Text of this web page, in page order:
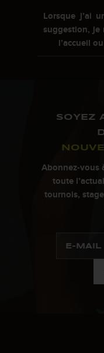
Lorsque j’ai
suggestion, je
l’accueil
SOYEZ
Abonnez-vous
toute
tournois,